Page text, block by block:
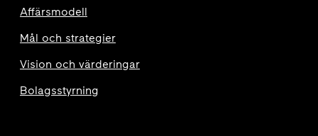
Affärsmodell
Mål och strategier
Vision och värderingar
Bolagsstyrning